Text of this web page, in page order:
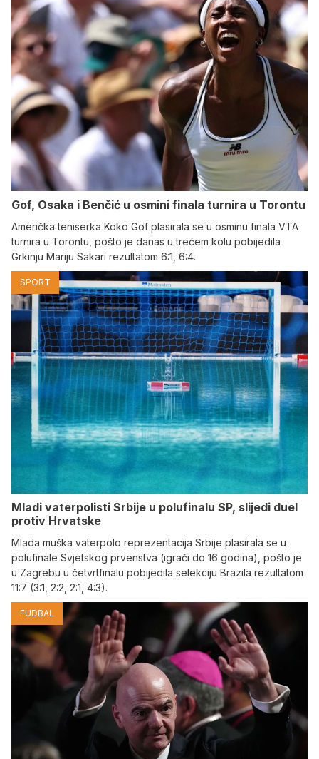
Gof, Osaka i Benčić u osmini finala turnira u Torontu
Američka teniserka Koko Gof plasirala se u osminu finala VTA
turnira u Torontu, pošto je danas u trećem kolu pobijedila
Grkinju Mariju Sakari rezultatom 6:1, 6:4.
SPORT
Mladi vaterpolisti Srbije u polufinalu SP, slijedi duel
protiv Hrvatske
Mlada muška vaterpolo reprezentacija Srbije plasirala se u
polufinale Svjetskog prvenstva (igrači do 16 godina), pošto je
u Zagrebu u četvrtfinalu pobijedila selekciju Brazila rezultatom
11:7 (3:1, 2:2, 2:1, 4:3).
FUDBAL